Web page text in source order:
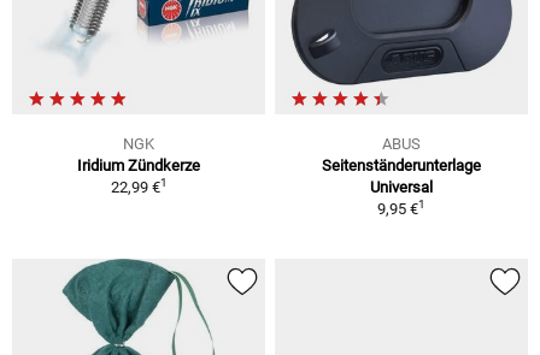
NGK
Iridium Zündkerze
22,99 €1
ABUS
Seitenständerunterlage
Universal
9,95 €1